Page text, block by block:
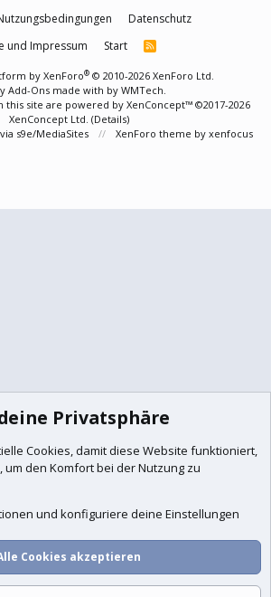
Datenschutz
und Impressum
Start
R
S
by XenForo® © 2010-2026 XenForo Ltd.
Add-Ons made with by WMTech.
this site are powered by XenConcept™ ©2017-2026
XenConcept Ltd. (Details)
s9e/MediaSites XenForo theme by xenfocus
Privatsphäre
Cookies, damit diese Website funktioniert,
den Komfort bei der Nutzung zu
und konfiguriere deine Einstellungen
Cookies akzeptieren